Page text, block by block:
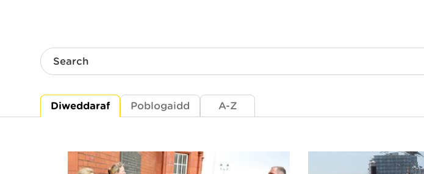
Search
Diweddaraf Poblogaidd A-Z